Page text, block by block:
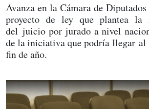
Avanza en la Cámara de
proyecto de ley que plantea la
del juicio por jurado a nivel
de la iniciativa que podría llegar al
fin de año.